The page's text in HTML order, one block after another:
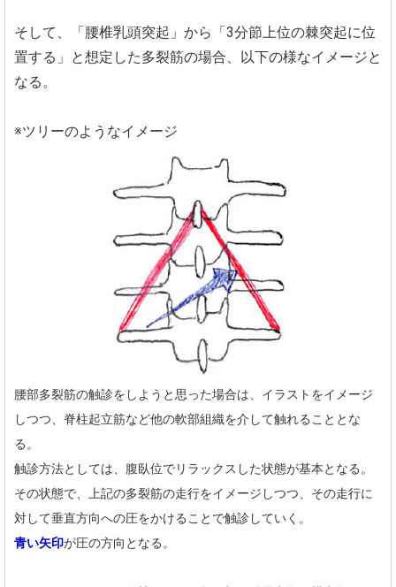
そして、「腰椎乳頭突起」から「3分節上位の棘突起に位
置する」と想定した多裂筋の場合、以下の様なイメージと
なる。
※ツリーのようなイメージ
腰部多裂筋の触診をしようと思った場合は、イラストをイメージ
しつつ、脊柱起立筋など他の軟部組織を介して触れることとな
る。
触診方法としては、腹臥位でリラックスした状態が基本となる。
その状態で、上記の多裂筋の走行をイメージしつつ、その走行に
対して垂直方向への圧をかけることで触診していく。
青い矢印が圧の方向となる。